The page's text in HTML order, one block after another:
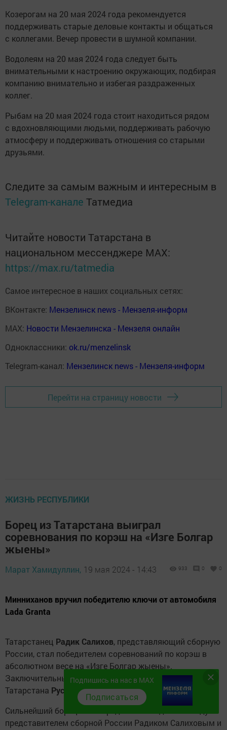
Козерогам на 20 мая 2024 года рекомендуется
поддерживать старые деловые контакты и общаться
с коллегами. Вечер провести в шумной компании.
Водолеям на 20 мая 2024 года следует быть
внимательными к настроению окружающих, подбирая
компанию внимательно и избегая раздраженных
коллег.
Рыбам на 20 мая 2024 года стоит находиться рядом
с вдохновляющими людьми, поддерживать рабочую
атмосферу и поддерживать отношения со старыми
друзьями.
Следите за самым важным и интересным в
Telegram-канале Татмедиа
Читайте новости Татарстана в
национальном мессенджере MАХ:
https://max.ru/tatmedia
Самое интересное в наших социальных сетях:
ВКонтакте: Мензелинск news - Мензеля-информ
MAX: Новости Мензелинска - Мензеля онлайн
Одноклассники: ok.ru/menzelinsk
Telegram-канал: Мензелинск news - Мензеля-информ
Перейти на страницу новости
ЖИЗНЬ РЕСПУБЛИКИ
Борец из Татарстана выиграл
соревнования по корэш на «Изге Болгар
жыены»
Марат Хамидуллин, 19 мая 2024 - 14:43 933 0 0
Минниханов вручил победителю ключи от автомобиля
Lada Granta
Татарстанец Радик Салихов, представляющий сборную
России, стал победителем соревнований по корэш в
абсолютном весе на «Изге Болгар жыены».
Заключительный поединок посетил Раис
Татарстана Рустам Минниханов.
Сильнейший борец был определен в поединке между
представителем сборной России Радиком Салиховым и
Подпишись на нас в MAX
Подписаться